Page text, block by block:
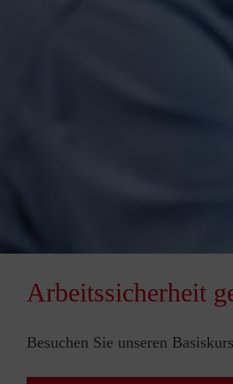
Arbeitssicherheit
Besuchen Sie unseren